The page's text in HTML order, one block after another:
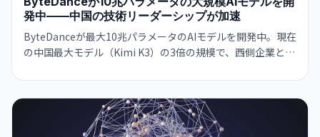
発中——中国の技術リーダーシップが加速
ByteDanceが最大10兆パラメータのAIモデルを開発中。現在
の中国最大モデル（Kimi K3）の3倍の規模で、西側企業との
で、長期的な世界的リーダーシップを目指す戦略。